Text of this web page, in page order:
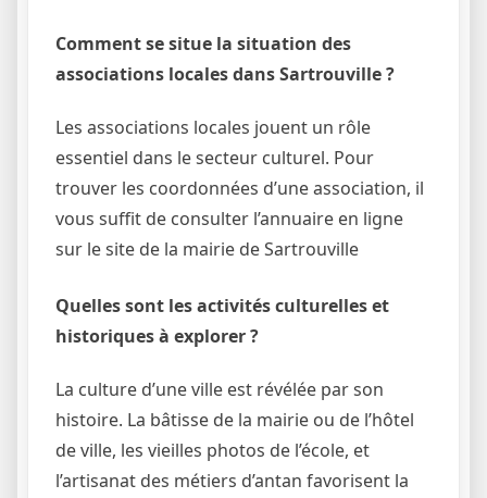
Comment se situe la situation des
associations locales dans Sartrouville ?
Les associations locales jouent un rôle
essentiel dans le secteur culturel. Pour
trouver les coordonnées d’une association, il
vous suffit de consulter l’annuaire en ligne
sur le site de la mairie de Sartrouville
Quelles sont les activités culturelles et
historiques à explorer ?
La culture d’une ville est révélée par son
histoire. La bâtisse de la mairie ou de l’hôtel
de ville, les vieilles photos de l’école, et
l’artisanat des métiers d’antan favorisent la